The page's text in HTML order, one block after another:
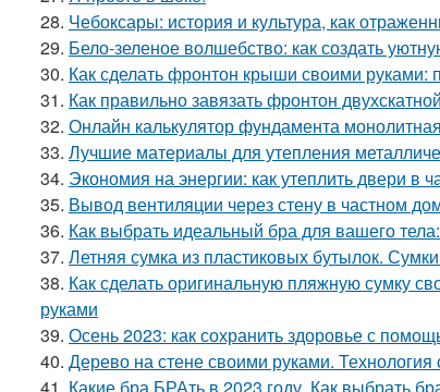
28. Чебоксары: история и культура, как
29. Бело-зеленое волшебство: как создать
30. Как сделать фронтон крыши своими руками:
31. Как правильно завязать фронтон
32. Онлайн калькулятор фундамента
33. Лучшие материалы для утепления
34. Экономия на энергии: как утеплить двери в
35. Вывод вентиляции через стену в частном
36. Как выбрать идеальный бра для вашего
37. Летняя сумка из пластиковых бутылок.
38. Как сделать оригинальную пляжную сумку
руками
39. Осень 2023: как сохранить здоровье с
40. Дерево на стене своими руками.